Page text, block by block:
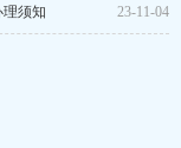
须知 23-11-04